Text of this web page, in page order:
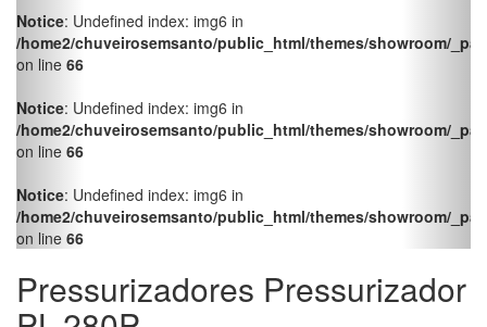
PL-280P
Lorenzetti
Pressurizadores
Ref.7501019
Info produto no QR Code
Facebook
TwitterLinkedInPinterestWhatsApp